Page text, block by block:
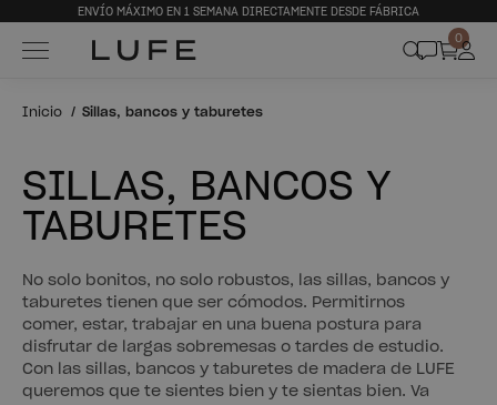
ENVÍO MÁXIMO EN 1 SEMANA DIRECTAMENTE DESDE FÁBRICA
0
Inicio Sillas, bancos y taburetes
SILLAS, BANCOS Y
TABURETES
No solo bonitos, no solo robustos, las sillas, bancos y
taburetes tienen que ser cómodos. Permitirnos
comer, estar, trabajar en una buena postura para
disfrutar de largas sobremesas o tardes de estudio.
Con las sillas, bancos y taburetes de madera de LUFE
queremos que te sientes bien y te sientas bien. Va